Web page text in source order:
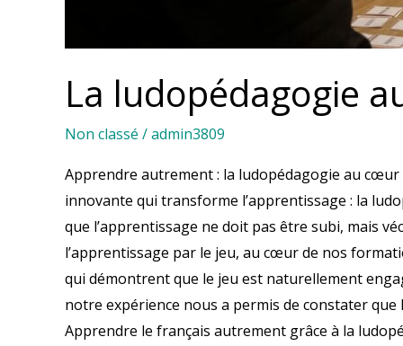
La ludopédagogie
Non classé /admin3809
Apprendre autrement : la ludopédagogie au cœur
innovante qui transforme l’apprentissage : la
que l’apprentissage ne doit pas être subi, mais
l’apprentissage par le jeu, au cœur de nos
qui démontrent que le jeu est naturellement
notre expérience nous a permis de constater
Apprendre le français autrement grâce à la